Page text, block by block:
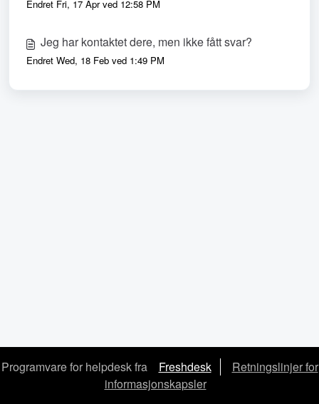
Endret Fri, 17 Apr ved 12:58 PM
Jeg har kontaktet dere, men ikke fått svar?
Endret Wed, 18 Feb ved 1:49 PM
Programvare for helpdesk fra Freshdesk
Retningslinjer for
informasjonskapsler